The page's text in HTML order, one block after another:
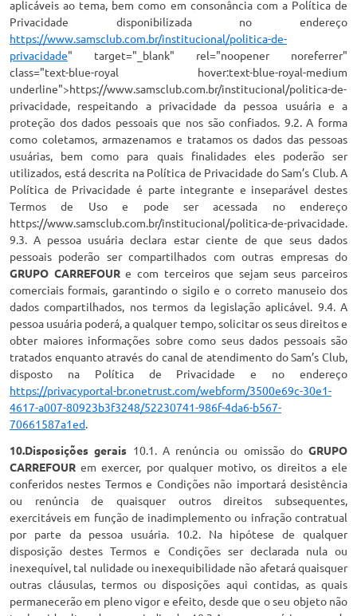
aplicáveis ao tema, bem como em consonância com a Política de
Privacidade disponibilizada no endereço
https://www.samsclub.com.br/institucional/politica-de-
privacidade" target="_blank" rel="noopener noreferrer"
class="text-blue-royal hover:text-blue-royal-medium
underline">https://www.samsclub.com.br/institucional/politica-de-
privacidade, respeitando a privacidade da pessoa usuária e a
proteção dos dados pessoais que nos são confiados. 9.2. A forma
como coletamos, armazenamos e tratamos os dados das pessoas
usuárias, bem como para quais finalidades eles poderão ser
utilizados, está descrita na Política de Privacidade do Sam’s Club. A
Política de Privacidade é parte integrante e inseparável destes
Termos de Uso e pode ser acessada no endereço
https://www.samsclub.com.br/institucional/politica-de-privacidade.
9.3. A pessoa usuária declara estar ciente de que seus dados
pessoais poderão ser compartilhados com outras empresas do
GRUPO CARREFOURe com terceiros que sejam seus parceiros
comerciais formais, garantindo o sigilo e o correto manuseio dos
dados compartilhados, nos termos da legislação aplicável. 9.4. A
pessoa usuária poderá, a qualquer tempo, solicitar os seus direitos e
obter maiores informações sobre como seus dados pessoais são
tratados enquanto através do canal de atendimento do Sam’s Club,
disposto na Política de Privacidade e no endereço
https://privacyportal-br.onetrust.com/webform/3500e69c-30e1-
4617-a007-80923b3f3248/52230741-986f-4da6-b567-
70661587a1ed.
10.Disposições gerais 10.1. A renúncia ou omissão do GRUPO
CARREFOUR em exercer, por qualquer motivo, os direitos a ele
conferidos nestes Termos e Condições não importará desistência
ou renúncia de quaisquer outros direitos subsequentes,
exercitáveis em função de inadimplemento ou infração contratual
por parte da pessoa usuária. 10.2. Na hipótese de qualquer
disposição destes Termos e Condições ser declarada nula ou
inexequível, tal nulidade ou inexequibilidade não afetará quaisquer
outras cláusulas, termos ou disposições aqui contidas, as quais
permanecerão em pleno vigor e efeito, desde que o seu objeto não